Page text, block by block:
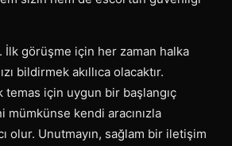
İlk görüşme için her zaman halka
bildirmek akıllıca olacaktır.
temas için uygun bir başlangıç
mümkünse kendi aracınızla
olur. Unutmayın, sağlam bir iletişim